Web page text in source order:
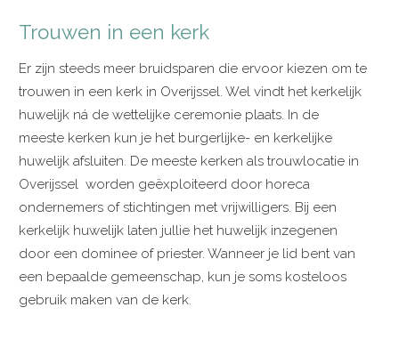
Trouwen in een kerk
Er zijn steeds meer bruidsparen die ervoor kiezen om te
trouwen in een kerk in Overijssel. Wel vindt het kerkelijk
huwelijk ná de wettelijke ceremonie plaats. In de
meeste kerken kun je het burgerlijke- en kerkelijke
huwelijk afsluiten. De meeste kerken als trouwlocatie in
Overijssel worden geëxploiteerd door horeca
ondernemers of stichtingen met vrijwilligers. Bij een
kerkelijk huwelijk laten jullie het huwelijk inzegenen
door een dominee of priester. Wanneer je lid bent van
een bepaalde gemeenschap, kun je soms kosteloos
gebruik maken van de kerk.